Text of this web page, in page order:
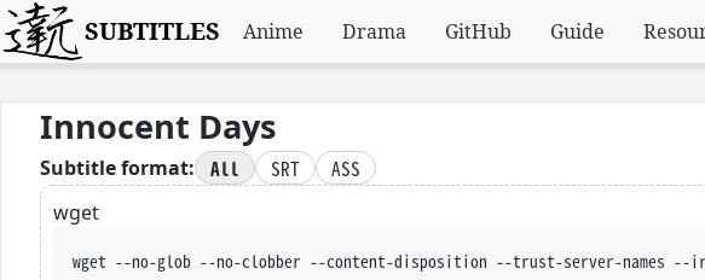
SUBTITLES Anime Drama GitHub Guide
Innocent Days
Subtitle format: All SRT
ASS
wget
wget --no-glob --no-clobber --content-disposition --trust-server-names --iri 'https://